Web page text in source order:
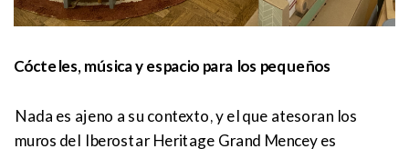
Cócteles, música y espacio para los pequeños
Nada es ajeno a su contexto, y el que atesoran los
muros del Iberostar Heritage Grand Mencey es